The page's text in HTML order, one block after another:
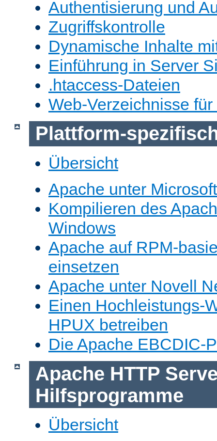
Authentisierung und
Zugriffskontrolle
Dynamische Inhalte
Einführung in Server
.htaccess-Dateien
Web-Verzeichnisse
Plattform-
Übersicht
Apache unter
Kompilieren des
Windows
Apache auf RPM-
einsetzen
Apache unter Novell
Einen Hochleistungs-
HPUX betreiben
Die Apache EBCDIC-
Apache HTTP
Hilfsprogramme
Übersicht